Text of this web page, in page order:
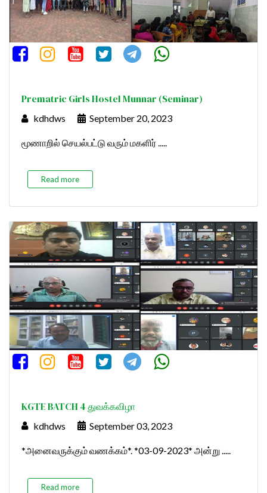
Prematric Girls Hostel Munnar (Seminar)
kdhdws September 20, 2023
மூணாறில் செயல்பட்டு வரும் மகளிர் .....
Read more
KGTE BATCH 4 துவக்கவிழா
kdhdws September 03, 2023
*அனைவருக்கும் வணக்கம்*. *03-09-2023* அன்று .....
Read more